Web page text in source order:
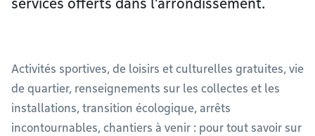
services offerts dans l’arrondissement.
Activités sportives, de loisirs et culturelles gratuites, vie
de quartier, renseignements sur les collectes et les
installations, transition écologique, arrêts
incontournables, chantiers à venir : pour tout savoir sur